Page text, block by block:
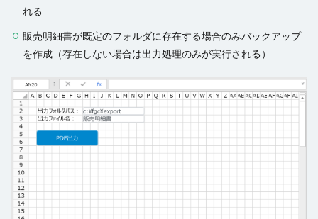
れる
販売明細書が既定のフォルダに存在する場合のみバックアップ
を作成（存在しない場合は出力処理のみが実行される）
ファイル名の変更
ファイル操作
フォルダー上のファイル取得
プレースホルダー
ページナビゲーション
ページロード時のコマンド
ページロード時の取得レコード数
ページ遷移
ヘッダー
ボタン
メッセージの表示